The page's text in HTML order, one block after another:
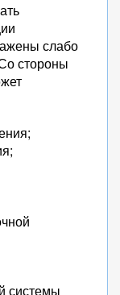
слабо
стороны
системы